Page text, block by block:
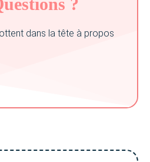
dans la tête à propos